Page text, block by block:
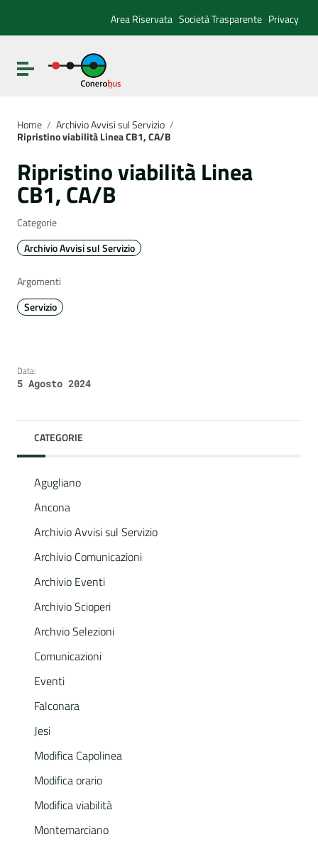
Vai al menu di navigazione
Vai al footer
Area Riservata Società Trasparente Privacy
Attiva / disattiva la navigazione
Home / Archivio Avvisi sul Servizio /
Ripristino viabilità Linea CB1, CA/B
Ripristino viabilità Linea
CB1, CA/B
Categorie
Archivio Avvisi sul Servizio
Argomenti
Servizio
Data:
5 Agosto 2024
CATEGORIE
Agugliano
Ancona
Archivio Avvisi sul Servizio
Archivio Comunicazioni
Archivio Eventi
Archivio Scioperi
Archvio Selezioni
Comunicazioni
Eventi
Falconara
Jesi
Modifica Capolinea
Modifica orario
Modifica viabilità
Montemarciano